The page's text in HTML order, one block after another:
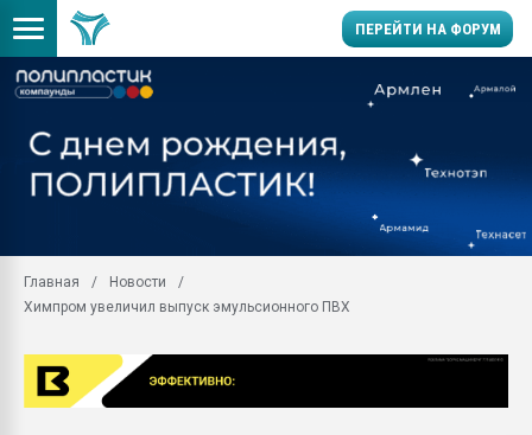
ПЕРЕЙТИ НА ФОРУМ
Вакуум-формовочные
28.07.2026
бутылок
Главная
Новости
Химпром увеличил выпуск эмульсионного ПВХ